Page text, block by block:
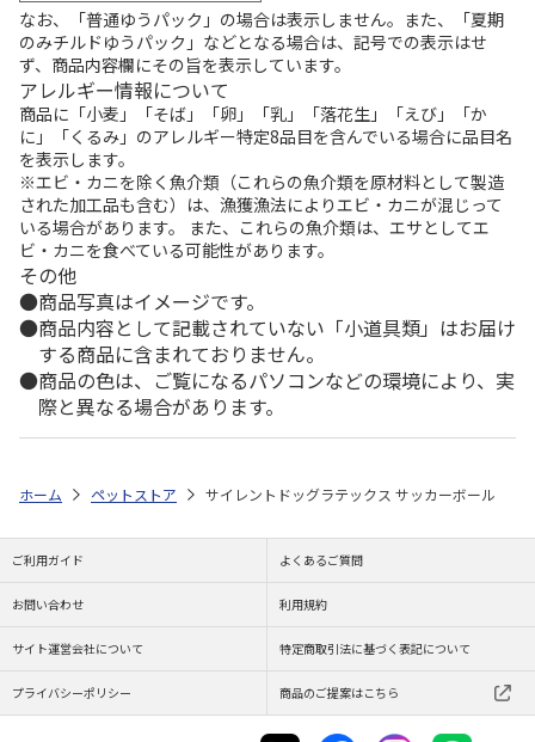
なお、「普通ゆうパック」の場合は表示しません。また、「夏期
のみチルドゆうパック」などとなる場合は、記号での表示はせ
ず、商品内容欄にその旨を表示しています。
アレルギー情報について
商品に「小麦」「そば」「卵」「乳」「落花生」「えび」「か
に」「くるみ」のアレルギー特定8品目を含んでいる場合に品目名
を表示します。
※エビ・カニを除く魚介類（これらの魚介類を原材料として製造
された加工品も含む）は、漁獲漁法によりエビ・カニが混じって
いる場合があります。 また、これらの魚介類は、エサとしてエ
ビ・カニを食べている可能性があります。
その他
商品写真はイメージです。
商品内容として記載されていない「小道具類」はお届け
する商品に含まれておりません。
商品の色は、ご覧になるパソコンなどの環境により、実
際と異なる場合があります。
ホーム ペットストア サイレントドッグラテックス サッカーボール
ご利用ガイド よくあるご質問
お問い合わせ 利用規約
サイト運営会社について 特定商取引法に基づく表記について
プライバシーポリシー 商品のご提案はこちら